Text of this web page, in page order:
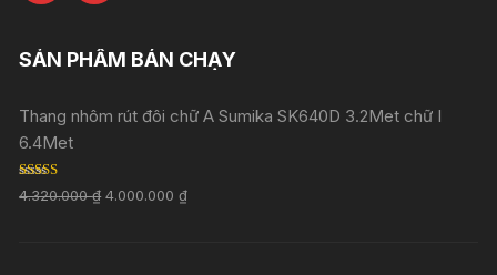
SẢN PHẨM BÁN CHẠY
Thang nhôm rút đôi chữ A Sumika SK640D 3.2Met chữ I
6.4Met
Rated 5.00
out of 5
4.320.000₫ 4.000.000₫